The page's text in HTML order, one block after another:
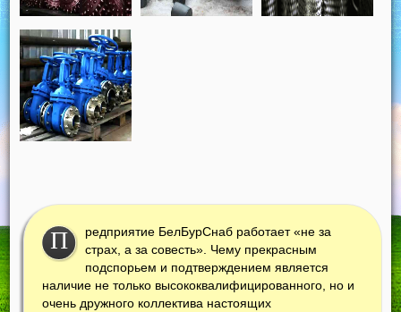
П
редприятие БелБурСнаб работает «не за
страх, а за совесть». Чему прекрасным
подспорьем и подтверждением является
наличие не только высококвалифицированного, но и
очень дружного коллектива настоящих